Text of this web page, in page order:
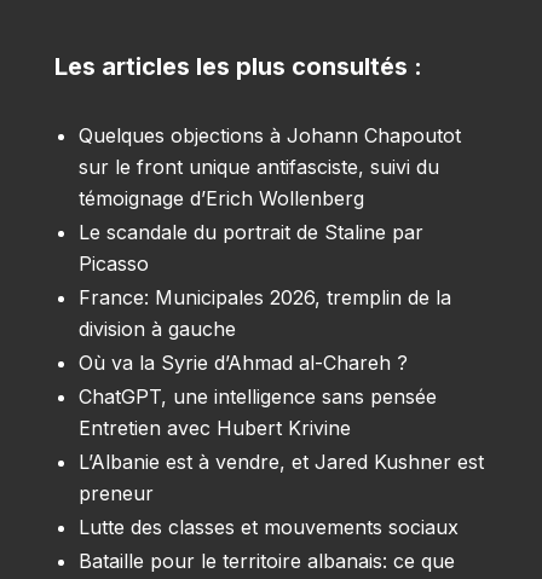
Les articles les plus consultés :
Quelques objections à Johann Chapoutot
sur le front unique antifasciste, suivi du
témoignage d’Erich Wollenberg
Le scandale du portrait de Staline par
Picasso
France: Municipales 2026, tremplin de la
division à gauche
Où va la Syrie d’Ahmad al-Chareh ?
ChatGPT, une intelligence sans pensée
Entretien avec Hubert Krivine
L’Albanie est à vendre, et Jared Kushner est
preneur
Lutte des classes et mouvements sociaux
Bataille pour le territoire albanais: ce que